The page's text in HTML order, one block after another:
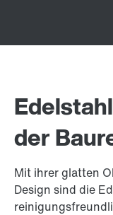
der
Mit ihrer glatten
Design sind die